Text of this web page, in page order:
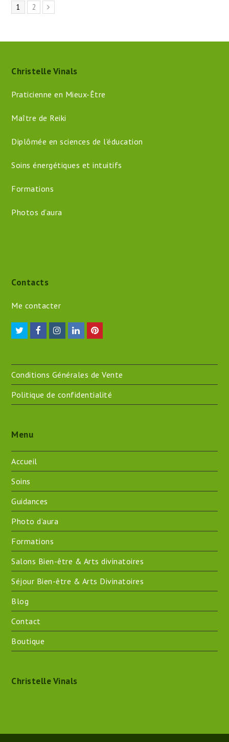
Page
1 Page
2 Suivant
Christelle Vinals
Praticienne en Mieux-Être
Maître de Reiki
Diplômée en sciences de l’éducation
Soins énergétiques et intuitifs
Formations
Photos d’aura
Contacts
Me contacter
TwitterFacebookInstagram
LinkedInPinterest
Conditions Générales de Vente
Politique de confidentialité
Menu
Accueil
Soins
Guidances
Photo d’aura
Formations
Salons Bien-être & Arts divinatoires
Séjour Bien-être & Arts Divinatoires
Blog
Contact
Boutique
Christelle Vinals